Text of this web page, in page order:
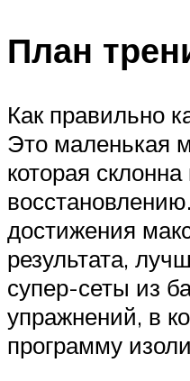
План
Как правильно
Это маленькая
которая
достижения
результата,
супер-сеты из
упражнений, в
программу